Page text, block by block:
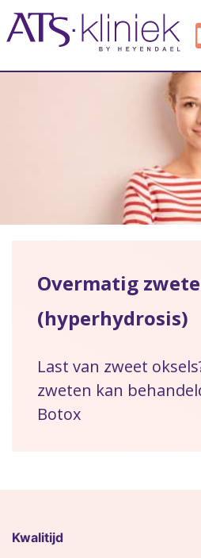
Overmatig
(hyperhydrosis)
Last van zweet
zweten kan
Botox
Kwalitijd